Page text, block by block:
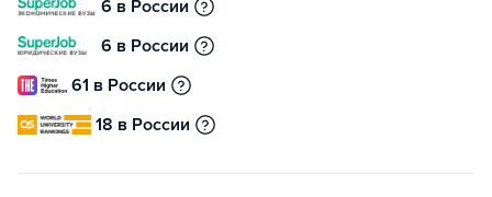
6 в России
6 в России
61 в России
18 в России